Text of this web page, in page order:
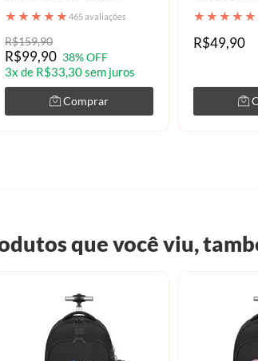
★ ★ ★ ★ ★ 465 avaliações
R$159,90
R$99,90 38% OFF
3x de R$33,30 sem juros
Comprar
★ ★ ★ ★ ★
R$49,90
que você viu,